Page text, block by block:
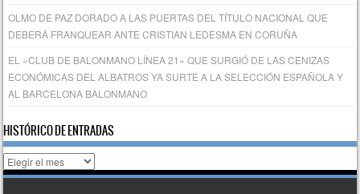
OLMO DE PAZ DORADO A LAS PUERTAS DEL TÍTULO NACIONAL QUE
DEBERÁ FRANQUEAR ANTE CRISTIAN LEDESMA EN CORUÑA
EL «CLUB DE BALONMANO LÍNEA 21» QUE SURGIÓ DE LAS CENIZAS
ECONÓMICAS DEL ALBATROS YA SURTE A LA SELECCIÓN ESPAÑOLA Y
AL BARCELONA BALONMANO
HISTÓRICO DE ENTRADAS
Histórico
de